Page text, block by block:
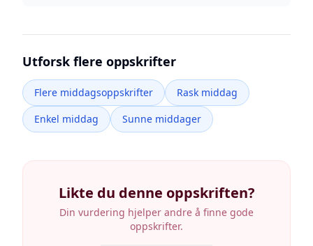
Utforsk flere oppskrifter
Flere middagsoppskrifter
Rask middag
Enkel middag
Sunne middager
Likte du denne oppskriften?
Din vurdering hjelper andre å finne gode
oppskrifter.